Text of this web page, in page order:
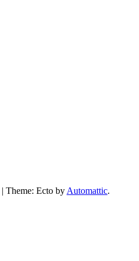
| Theme: Ecto by Automattic.